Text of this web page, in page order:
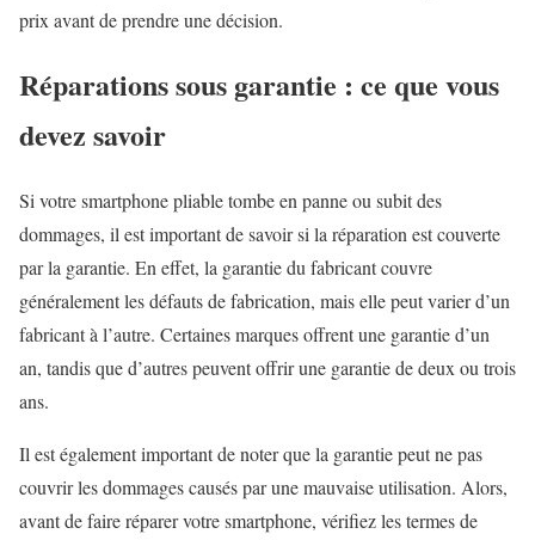
prix avant de prendre une décision.
Réparations sous garantie : ce que vous
devez savoir
Si votre smartphone pliable tombe en panne ou subit des
dommages, il est important de savoir si la réparation est couverte
par la garantie. En effet, la garantie du fabricant couvre
généralement les défauts de fabrication, mais elle peut varier d’un
fabricant à l’autre. Certaines marques offrent une garantie d’un
an, tandis que d’autres peuvent offrir une garantie de deux ou trois
ans.
Il est également important de noter que la garantie peut ne pas
couvrir les dommages causés par une mauvaise utilisation. Alors,
avant de faire réparer votre smartphone, vérifiez les termes de